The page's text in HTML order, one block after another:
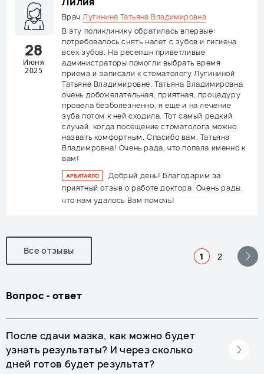
28
Июня
2025
ВрачЛугинина Татьяна Владимировна
В эту поликлинику обратилась впервые:
потребовалось снять налет с зубов и гигиена
всех зубов. На ресепшн приветливые
администраторы помогли выбрать время
приема и записали к стоматологу Лугининой
Татьяне Владимировне. Татьяна Владимировна
очень добожелательная, приятная, процедуру
провела безболезненно, я еще и на лечение
зуба потом к ней сходила. Тот самый редкий
случай, когда посещение стоматолога можно
назвать комфортным. Спасибо вам, Татьяна
Владимровна! Очень рада, что попала именно к
вам!
Добрый день! Благодарим за
приятный отзыв о работе доктора. Очень рады,
что нам удалось Вам помочь!
Все отзывы
1 2
Вопрос - ответ
После сдачи мазка, как можно будет
узнать результаты? И через сколько
дней готов будет результат?